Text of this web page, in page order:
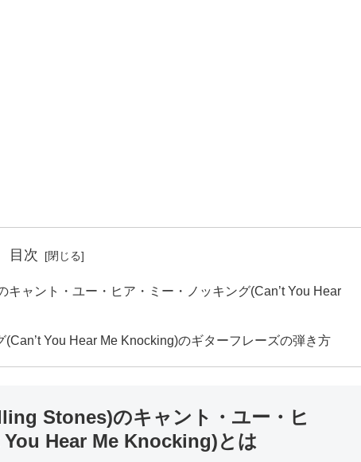
目次
ャント・ユー・ヒア・ミー・ノッキング(Can’t You Hear
You Hear Me Knocking)のギターフレーズの弾き方
Stones)のキャント・ユー・ヒ
You Hear Me Knocking)とは